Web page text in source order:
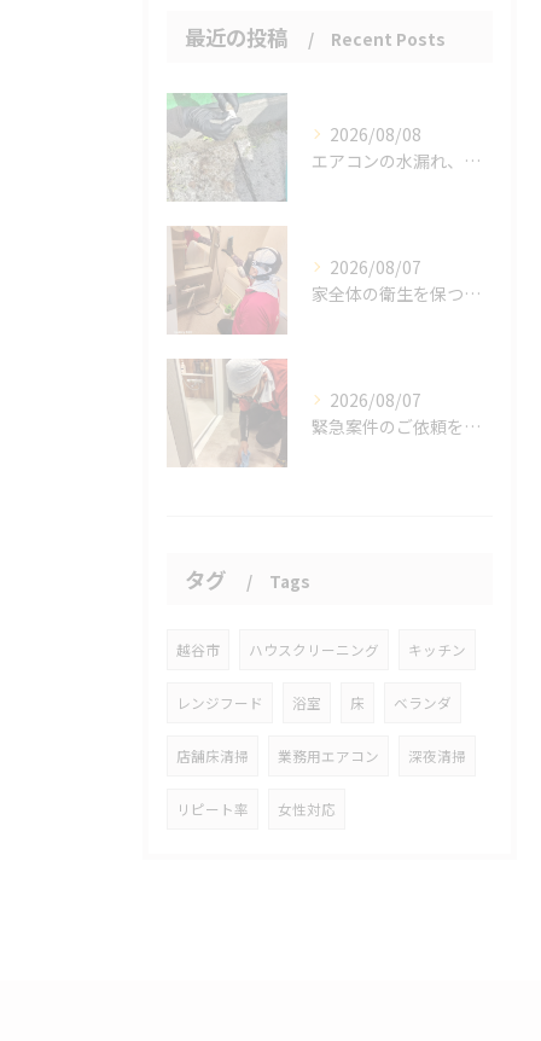
最近の投稿 Recent Posts
2026/08/08
エアコンの水漏れ、心配ですよね。
2026/08/07
家全体の衛生を保つ鍵。
2026/08/07
緊急案件のご依頼をいただきました。
タグ Tags
越谷市 ハウスクリーニング キッチン
レンジフード 浴室 床 ベランダ
店舗床清掃 業務用エアコン 深夜清掃
リピート率 女性対応